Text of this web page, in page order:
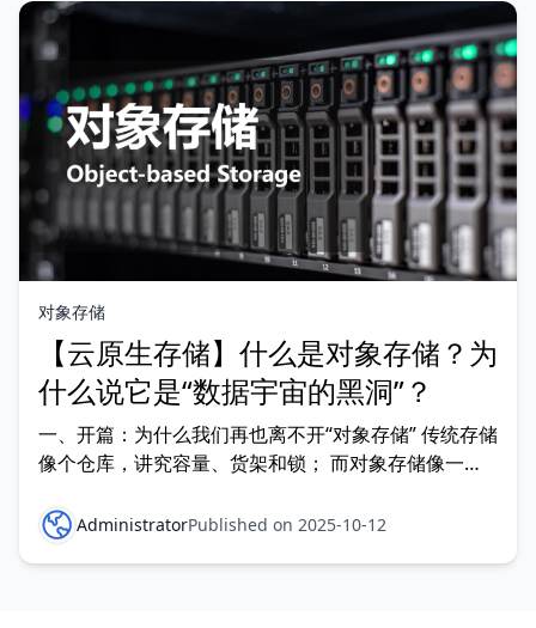
对象存储
【云原生存储】什么是对象存储？为
什么说它是“数据宇宙的黑洞”？
一、开篇：为什么我们再也离不开“对象存储” 传统存储
像个仓库，讲究容量、货架和锁； 而对象存储像一
AdministratorPublished on 2025-10-12